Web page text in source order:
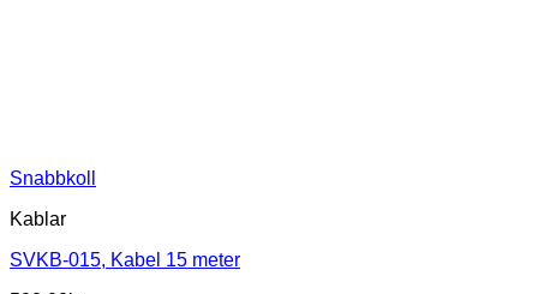
Snabbkoll
Kablar
SVKB-015, Kabel 15 meter